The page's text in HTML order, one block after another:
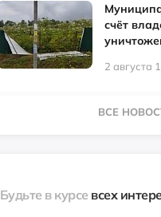
счёт
2 августа
ВСЕ
Будьте в курсе всех